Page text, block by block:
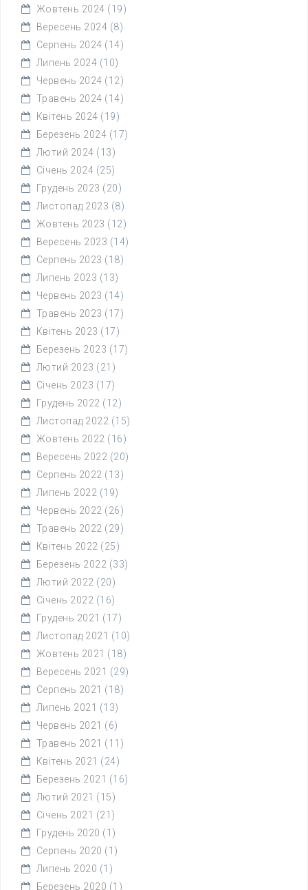
Жовтень 2024 (19)
Вересень 2024 (8)
Серпень 2024 (14)
Липень 2024 (10)
Червень 2024 (12)
Травень 2024 (14)
Квітень 2024 (19)
Березень 2024 (17)
Лютий 2024 (13)
Січень 2024 (25)
Грудень 2023 (20)
Листопад 2023 (8)
Жовтень 2023 (12)
Вересень 2023 (14)
Серпень 2023 (18)
Липень 2023 (13)
Червень 2023 (14)
Травень 2023 (17)
Квітень 2023 (17)
Березень 2023 (17)
Лютий 2023 (21)
Січень 2023 (17)
Грудень 2022 (12)
Листопад 2022 (15)
Жовтень 2022 (16)
Вересень 2022 (20)
Серпень 2022 (13)
Липень 2022 (19)
Червень 2022 (26)
Травень 2022 (29)
Квітень 2022 (25)
Березень 2022 (33)
Лютий 2022 (20)
Січень 2022 (16)
Грудень 2021 (17)
Листопад 2021 (10)
Жовтень 2021 (18)
Вересень 2021 (29)
Серпень 2021 (18)
Липень 2021 (13)
Червень 2021 (6)
Травень 2021 (11)
Квітень 2021 (24)
Березень 2021 (16)
Лютий 2021 (15)
Січень 2021 (21)
Грудень 2020 (1)
Серпень 2020 (1)
Липень 2020 (1)
Березень 2020 (1)